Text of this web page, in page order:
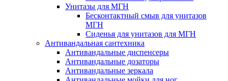
Унитазы для МГН
Бесконтактный смыв для унитазов
МГН
Сиденья для унитазов для МГН
Антивандальная сантехника
Антивандальные диспенсеры
Антивандальные дозаторы
Антивандальные зеркала